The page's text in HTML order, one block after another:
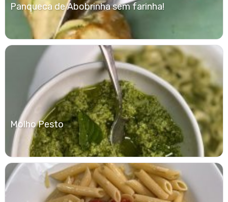
Panqueca de Abobrinha sem farinha!
Molho Pesto